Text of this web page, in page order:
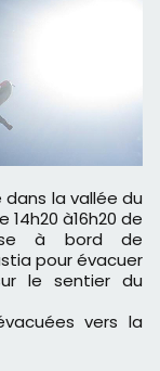
à16h20 de
à bord de
pour évacuer
le sentier du
vers la